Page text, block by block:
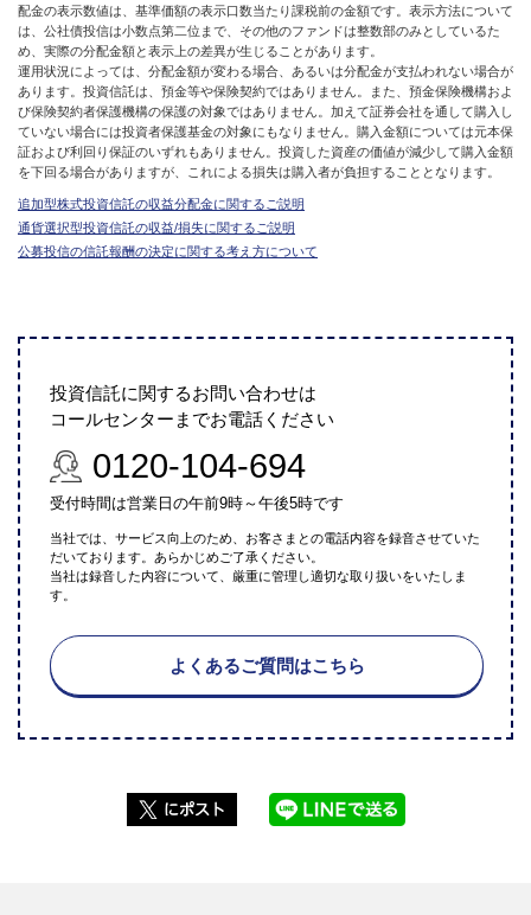
配金の表示数値は、基準価額の表示口数当たり課税前の金額です。表示方法について
は、公社債投信は小数点第二位まで、その他のファンドは整数部のみとしているた
め、実際の分配金額と表示上の差異が生じることがあります。
運用状況によっては、分配金額が変わる場合、あるいは分配金が支払われない場合が
あります。投資信託は、預金等や保険契約ではありません。また、預金保険機構およ
び保険契約者保護機構の保護の対象ではありません。加えて証券会社を通して購入し
ていない場合には投資者保護基金の対象にもなりません。購入金額については元本保
証および利回り保証のいずれもありません。投資した資産の価値が減少して購入金額
を下回る場合がありますが、これによる損失は購入者が負担することとなります。
追加型株式投資信託の収益分配金に関するご説明
通貨選択型投資信託の収益/損失に関するご説明
公募投信の信託報酬の決定に関する考え方について
投資信託に関するお問い合わせは
コールセンターまでお電話ください
0120-104-694
受付時間は営業日の午前9時～午後5時です
当社では、サービス向上のため、お客さまとの電話内容を録音させていた
だいております。あらかじめご了承ください。
当社は録音した内容について、厳重に管理し適切な取り扱いをいたしま
す。
よくあるご質問はこちら